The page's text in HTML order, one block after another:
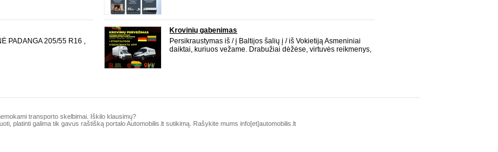
PADANGA 205/55 R16 ,
įrenginių. 370672
Krovinių gabenimas
Persikraustymas iš / į Baltijos šalių į / iš Vokietiją Asmeniniai
daiktai, kuriuos vežame. Drabužiai dėžėse, virtuvės reikmenys,
transporto skelbimai. Iškilo klausimų?
platinti galima tik gavus raštišką portalo Automobilis.lt sutikimą. Rašykite mums info[et]automobilis.lt